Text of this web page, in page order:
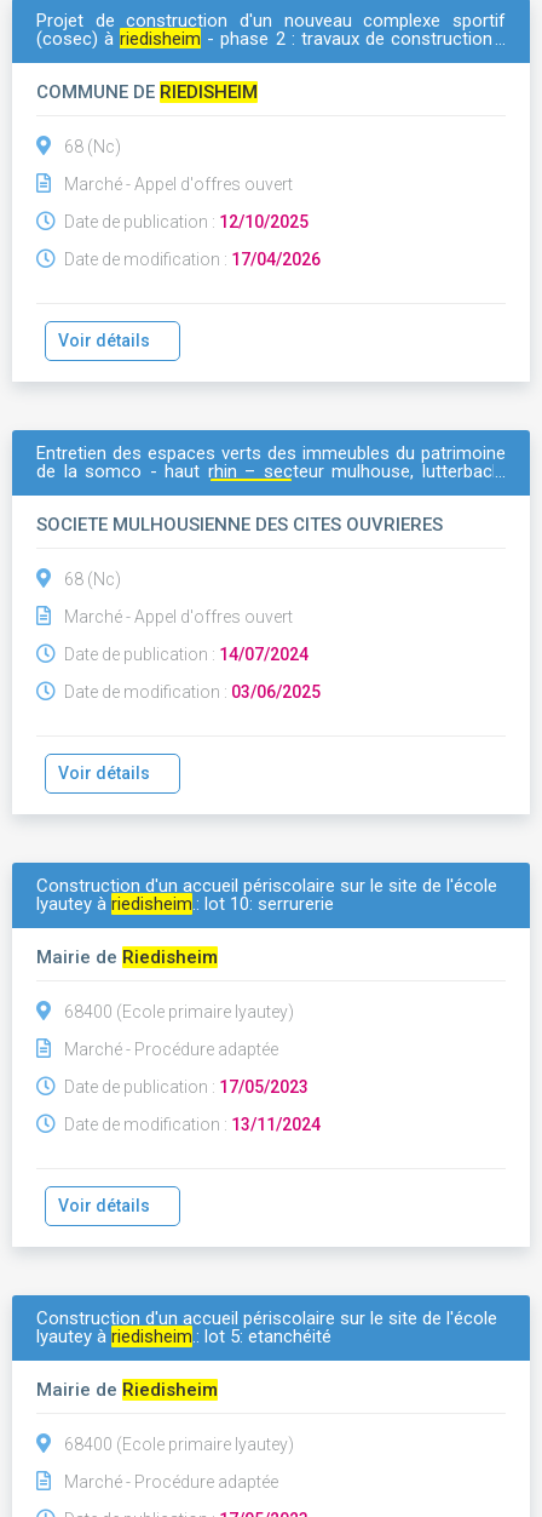
Projet de construction d'un nouveau complexe sportif
(cosec) àriedisheim - phase 2 : travaux de construction -
COMMUNE DE RIEDISHEIM
68 (Nc)
Marché - Appel d'offres ouvert
Date de publication : 12/10/2025
Date de modification : 17/04/2026
Voir détails
Entretien des espaces verts des immeubles du patrimoine
de la somco - haut rhin – secteur mulhouse, lutterbach,
SOCIETE MULHOUSIENNE DES CITES OUVRIERES
68 (Nc)
Marché - Appel d'offres ouvert
Date de publication : 14/07/2024
Date de modification : 03/06/2025
Voir détails
Construction d'un accueil périscolaire sur le site de l'école
lyautey à riedisheim.: lot 10: serrurerie
Mairie de Riedisheim
68400 (Ecole primaire lyautey)
Marché - Procédure adaptée
Date de publication : 17/05/2023
Date de modification : 13/11/2024
Voir détails
Construction d'un accueil périscolaire sur le site de l'école
lyautey à riedisheim.: lot 5: etanchéité
Mairie de Riedisheim
68400 (Ecole primaire lyautey)
Marché - Procédure adaptée